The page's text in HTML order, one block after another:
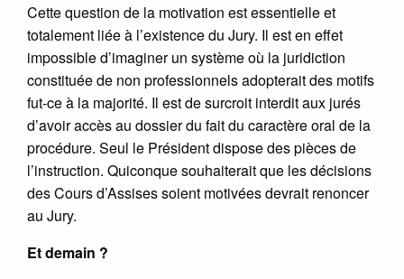
Cette question de la motivation est essentielle et
totalement liée à l’existence du Jury. Il est en effet
impossible d’imaginer un système où la juridiction
constituée de non professionnels adopterait des motifs
fut-ce à la majorité. Il est de surcroit interdit aux jurés
d’avoir accès au dossier du fait du caractère oral de la
procédure. Seul le Président dispose des pièces de
l’instruction. Quiconque souhaiterait que les décisions
des Cours d’Assises soient motivées devrait renoncer
au Jury.
Et demain ?